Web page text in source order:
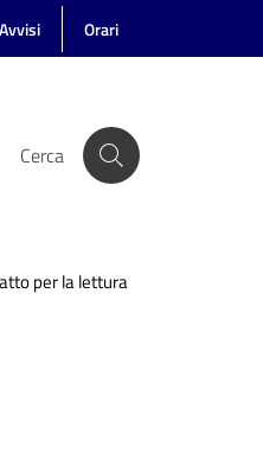
Avvisi Orari
Cerca
per la lettura